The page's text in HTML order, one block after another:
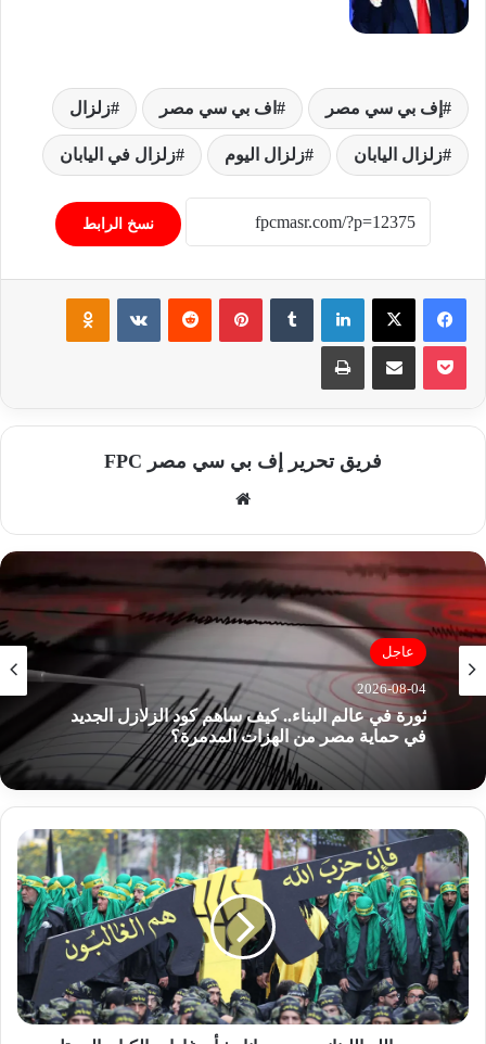
إف بي سي مصر اف بي سي مصر زلزال
زلزال اليابان زلزال اليوم زلزال في اليابان
نسخ الرابط
فيسبوك ‫X لينكدإن بينتيريست
فريق تحرير إف بي سي مصر FPC
الوي
عاجل
2026-08-04
ثورة في عالم البناء.. كيف ساهم كود الزلازل الجديد
في حماية مصر من الهزات المدمرة؟
ح
ز
ب
ا
ل
ه
ل